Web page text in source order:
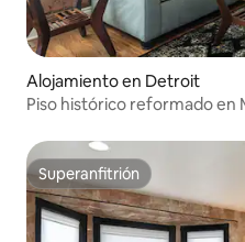
Alojamiento en Detroit
Piso histórico reformado en
Superanfitrión
Superanfitrión